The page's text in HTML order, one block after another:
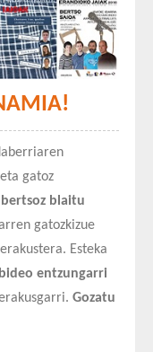
gatoz
blaitu
gatozkizue
Esteka
entzungarri
Gozatu